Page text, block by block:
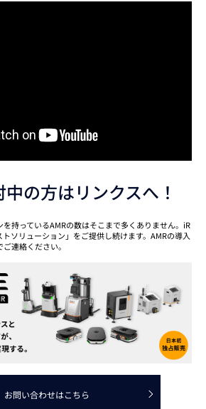
の方はリンクスへ！
持っているAMRの数はそこまで多くありません。iR
ソリューション」をご提供し続けます。AMRの導入
連絡ください。
お問い合わせはこちら